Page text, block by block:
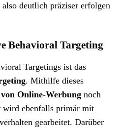
deutlich präziser erfolgen
Behavioral Targeting
Targetings ist das
. Mithilfe dieses
Online-Werbung noch
wird ebenfalls primär mit
gearbeitet. Darüber